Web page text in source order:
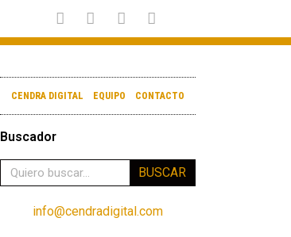
CENDRA DIGITAL EQUIPO CONTACTO
Buscador
BUSCAR
info@cendradigital.com